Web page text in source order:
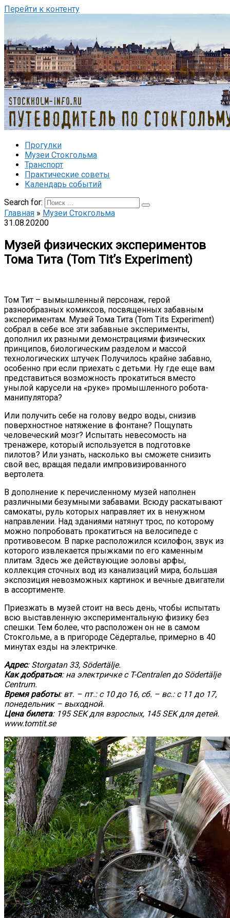
Перейти к контенту
Прогулки
Музеи Стокгольма
Транспорт
Практические советы
Календарь событий
Search for:
Главная » Музеи Стокгольма
31.08.20200
Музей физических экспериментов
Тома Тита (Tom Tit’s Experiment)
Том Тит – вымышленный персонаж, герой
разнообразных комиксов, посвященных забавным
экспериментам. Музей Тома Тита (Tom Tits Experiment)
собрал в себе все эти забавные эксперименты,
дополнил их разными демонстрациями физических
принципов, биологическим разделом и массой
технологических штучек Получилось крайне забавно,
особенно при если приехать с детьми. Ну где еще вам
представиться возможность прокатиться вместо
унылой карусели на «руке» промышленного робота-
манипулятора?
Или получить себе на голову ведро воды, снизив
поверхностное натяжение в фонтане? Пощупать
человеческий мозг? Испытать невесомость на
тренажере, который используется в подготовке
пилотов? Или узнать, насколько вы сможете снизить
свой вес, вращая педали импровизированного
вертолета.
В дополнение к перечисленному музей наполнен
различными безумными забавами. Всюду раскатывают
самокаты, руль которых направляет их в ненужном
направлении. Над зданиями натянут трос, по которому
можно попробовать прокатиться на велосипеде с
противовесом. В парке расположился ксилофон, звук из
которого извлекается прыжками по его каменным
плитам. Здесь же действующие эоловы арфы,
коллекция сточных вод из канализаций мира, большая
экспозиция невозможных картинок и вечные двигатели
в ассортименте.
Приезжать в музей стоит на весь день, чтобы испытать
всю выставленную экспериментальную физику без
спешки. Тем более, что расположен он не в самом
Стокгольме, а в пригороде Сёдерталье, примерно в 40
минутах езды на электричке.
Адрес: Storgatan 33, Södertälje.
Как добраться: на электричке с T-Centralen до Södertälje
Centrum.
Время работы: вт. – пт.: с 10 до 16, сб. – вс.: с 11 до 17,
понедельник – выходной.
Цена билета: 195 SEK для взрослых, 145 SEK для детей.
www.tomtit.se